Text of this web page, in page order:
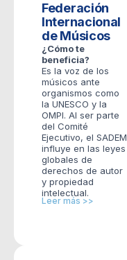
Federación
Internacional
de Músicos
¿Cómo te
beneficia?
Es la voz de los
músicos ante
organismos como
la UNESCO y la
OMPI. Al ser parte
del Comité
Ejecutivo, el SADEM
influye en las leyes
globales de
derechos de autor
y propiedad
intelectual.
Leer más >>